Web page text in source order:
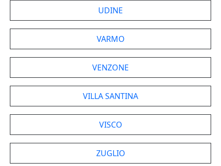
UDINE
VARMO
VENZONE
VILLA SANTINA
VISCO
ZUGLIO